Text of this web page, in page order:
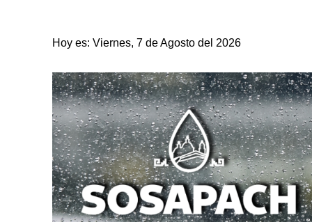
ENTRETENIMIENTO SALUD DEPORTES
Hoy es: Viernes, 7 de Agosto del 2026